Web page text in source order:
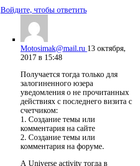
Войдите, чтобы ответить
Motosimak@mail.ru 13 октября,
2017 в 15:48
Получается тогда только для
залогиненного юзера
уведомления о не прочитанных
действиях с последнего визита с
счетчиком:
1. Создание темы или
комментария на сайте
2. Создание темы или
комментария на форуме.
А Universe activity тогда в